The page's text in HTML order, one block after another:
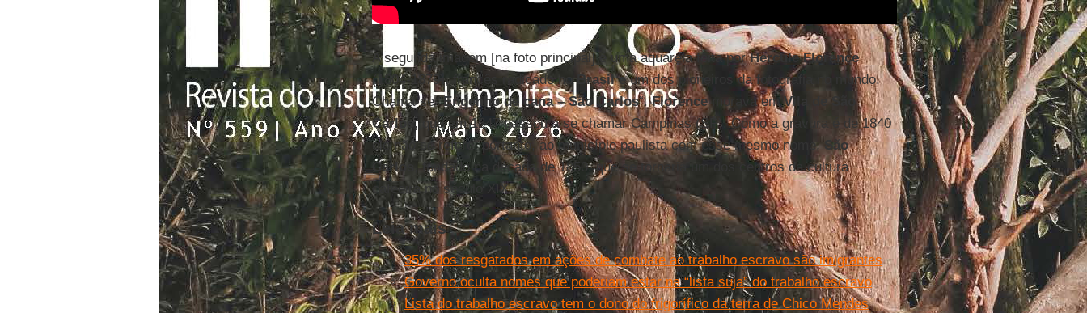
A segunda imagem [na foto principal] é uma aquarela feita porHercule Florence
(1804-1879), francês radicado noBrasile um dos pioneiros da fotografia no mundo.
Chama-se “Engenho de cana – São Carlos“.Florencemorava emVila de São
Carlos,que em 1847 passou a se chamar Campinas (SP). Como a gravura é de 1840
ele não se refere, portanto, ao município paulista com esse mesmo nome,São
Carlos
, fundado na década de 1850, que se tornaria um dos centros da cultura
cafeeira no século XIX.
Leia mais
35% dos resgatados em ações de combate ao trabalho escravo são imigrantes
Governo oculta nomes que poderiam estar na “lista suja” do trabalho escravo
Lista do trabalho escravo tem o dono do frigorífico da terra de Chico Mendes